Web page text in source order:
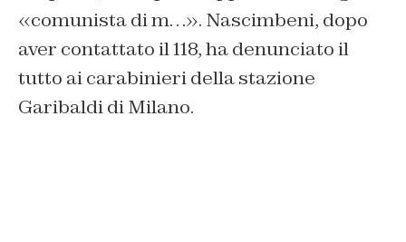
«comunista di m…». Nascimbeni, dopo
aver contattato il 118, ha denunciato il
tutto ai carabinieri della stazione
Garibaldi di Milano.